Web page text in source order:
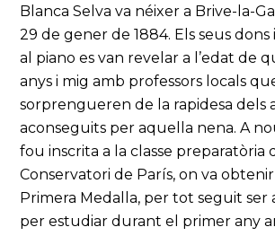
Blanca Selva va néixer a Brive-la-
29 de gener de 1884. Els seus
al piano es van revelar a l’edat de
anys i mig amb professors locals
sorprengueren de la rapidesa dels
aconseguits per aquella nena. A
fou inscrita a la classe preparatòria
Conservatori de París, on va
Primera Medalla, per tot seguit ser
per estudiar durant el primer any